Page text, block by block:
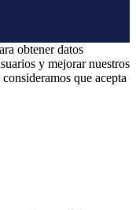
obtener datos
y mejorar nuestros
que acepta